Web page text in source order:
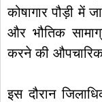
कोषागार पौड़ी में
और भौतिक
करने की
इस दौरान